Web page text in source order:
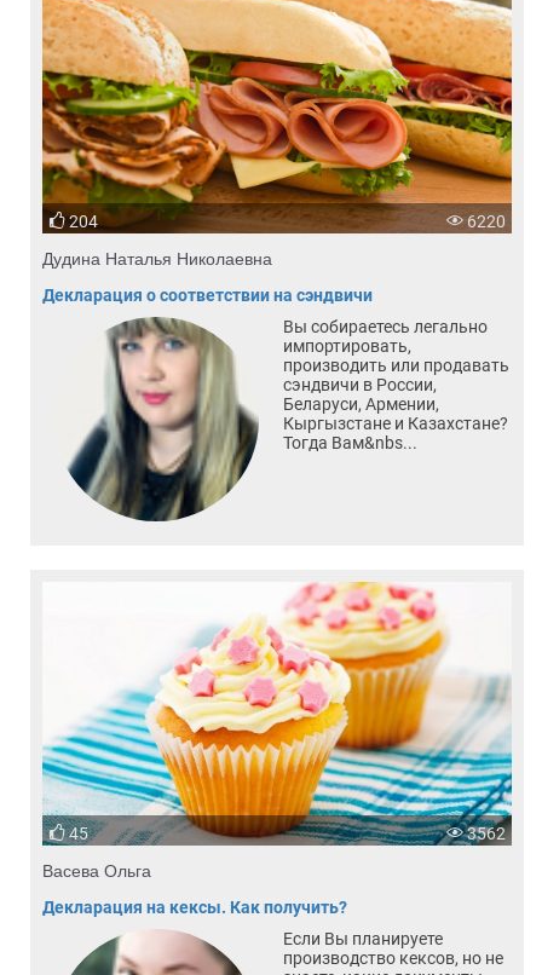
204 6220
Дудина Наталья Николаевна
Декларация о соответствии на сэндвичи
Вы собираетесь легально
импортировать,
производить или продавать
сэндвичи в России,
Беларуси, Армении,
Кыргызстане и Казахстане?
Тогда Вам&nbs...
45 3562
Васева Ольга
Декларация на кексы. Как получить?
Если Вы планируете
производство кексов, но не